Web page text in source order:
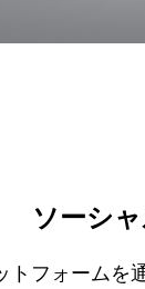
ソーシ
フォームを